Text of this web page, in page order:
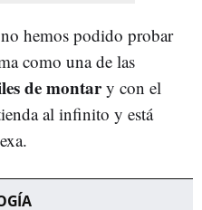
hemos podido probar
como una de las
de montary con el
al infinito y está